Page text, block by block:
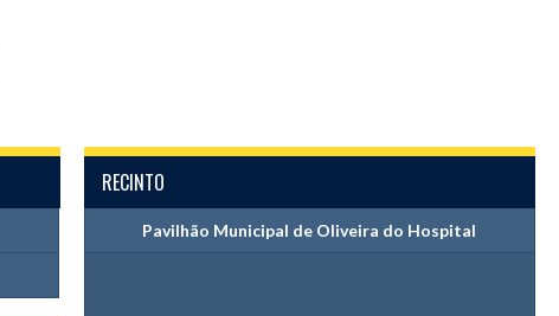
RECINTO
Pavilhão Municipal de Oliveira do Hospital